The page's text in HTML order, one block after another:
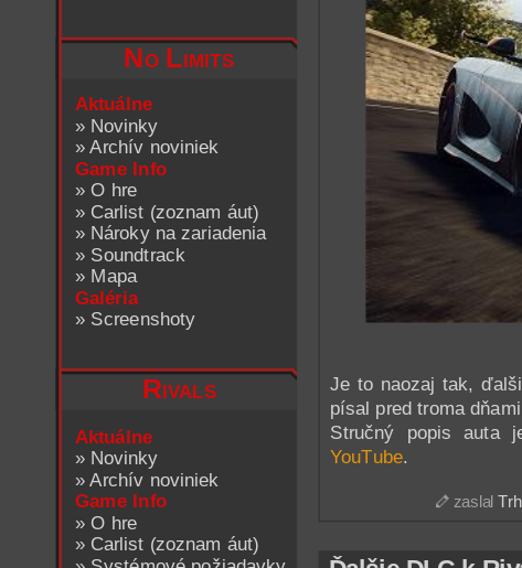
No Limits
Aktuálne
» Novinky
»Archív noviniek
Game Info
»O hre
» Carlist (zoznam áut)
» Nároky na zariadenia
» Soundtrack
» Mapa
Galéria
» Screenshoty
Rivals
Aktuálne
» Novinky
»Archív noviniek
Game Info
»O hre
» Carlist (zoznam áut)
Je to naozaj tak,
písal pred troma
Stručný popis auta
YouTube.
zaslal